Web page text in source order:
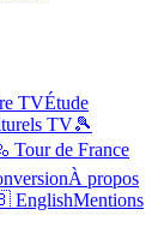
TVÉtude
TV🎾
Tour de France
À propos
Mentions